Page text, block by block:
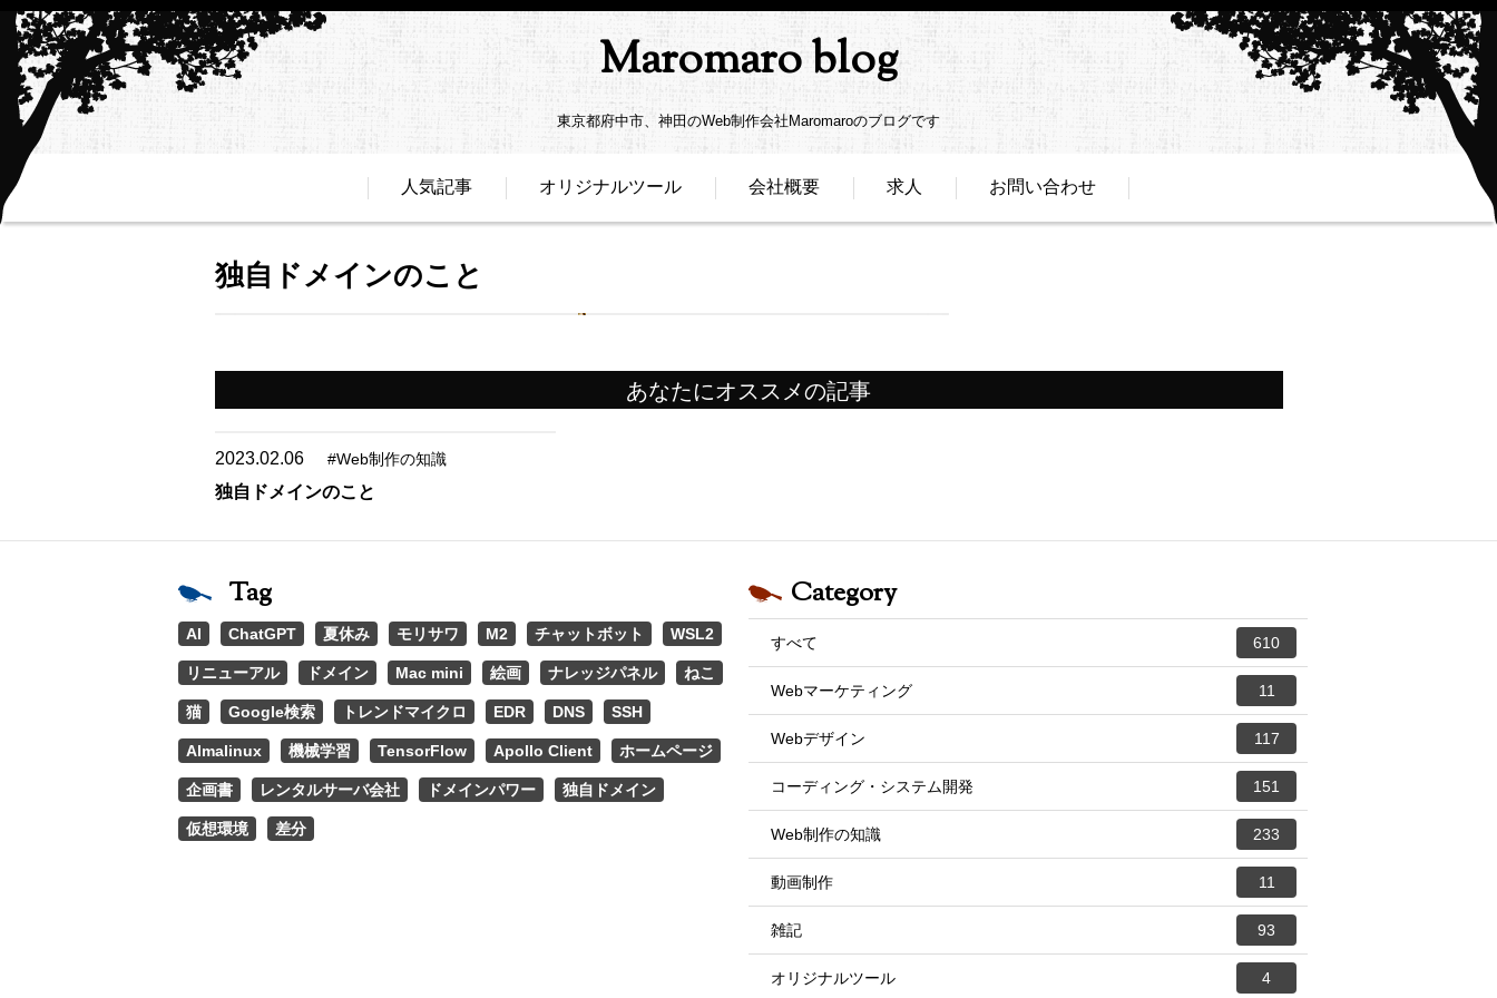
Maromaro blog
東京都府中市、神田のWeb制作会社Maromaroのブログです
人気記事 オリジナルツール 会社概要 求人 お問い合わせ
独自ドメインのこと
あなたにオススメの記事
2023.02.06 #Web制作の知識
独自ドメインのこと
Category
すべて 610
Webマーケティング 11
Webデザイン 117
コーディング・システム開発 151
Web制作の知識 233
動画制作 11
雑記 93
オリジナルツール 4
Tag
AI ChatGPT 夏休み モリサワ M2 チャットボット WSL2
リニューアル ドメイン Mac mini 絵画 ナレッジパネル ねこ
猫 Google検索 トレンドマイクロ EDR DNS SSH
Almalinux 機械学習 TensorFlow Apollo Client ホームページ
企画書 レンタルサーバ会社 ドメインパワー 独自ドメイン
仮想環境 差分